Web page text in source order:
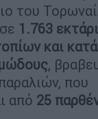
του
1.763
και
,
που
από 25